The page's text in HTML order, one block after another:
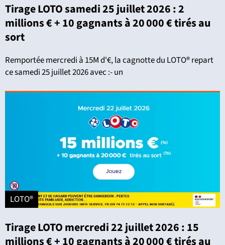
Tirage LOTO samedi 25 juillet 2026 : 2
millions € + 10 gagnants à 20 000 € tirés au
sort
Remportée mercredi à 15M d'€, la cagnotte du LOTO® repart
ce samedi 25 juillet 2026 avec :- un
LOTO®
Tirage LOTO mercredi 22 juillet 2026 : 15
millions € + 10 gagnants à 20 000 € tirés au